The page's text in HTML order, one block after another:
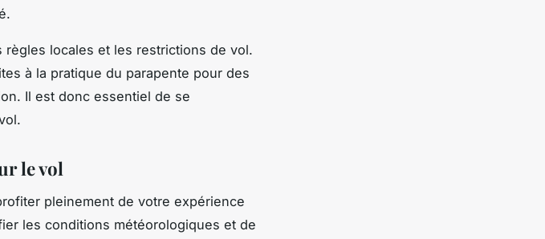
locales et les restrictions de vol.
à la pratique du parapente pour des
Il est donc essentiel de se
le vol
pleinement de votre expérience
les conditions météorologiques et de